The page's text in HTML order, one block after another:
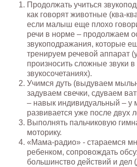
Продолжать учиться
как говорят животные (ква-
если малыш еще плохо
речи в норме – продолжаем
звукоподражания, которые
тренируем речевой аппарат
произносить сложные звуки
звукосочетаниях).
Учимся дуть (выдуваем
задуваем свечки, сдуваем
– навык индивидуальный – у
развивается уже после двух
Выполнять пальчиковую
моторику.
«Мама-радио» - стараемся
ребенком, сопровождать
большинство действий и дел